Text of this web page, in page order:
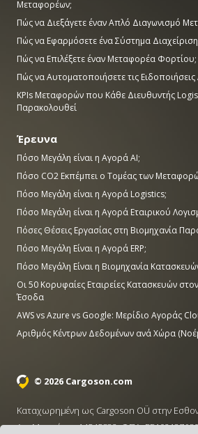
Μεταφορέων;
Πώς να Διεξάγετε έναν Απλό Διαγωνισμό
Πώς να Εφαρμόσετε ένα Σύστημα
Πώς να Επιλέξετε έναν Μεταφορέα Φορτίου;
Πώς να Αυτοματοποιήσετε τις
KPIs Μεταφορών που Κάθε Διευθυντής
Παρακολουθεί
Έρευνα
Πόσο Μεγάλη είναι η Αγορά AI;
Πόσο CO2 Εκπέμπει ο Τομέας των
Πόσο Μεγάλη είναι η Αγορά Logistics;
Πόσο Μεγάλη είναι η Αγορά Εταιρικού
Πόσες Θέσεις Εργασίας στη Βιομηχανία
Πόσο Μεγάλη Είναι η Αγορά ERP;
Πόσο Μεγάλη Είναι η Βιομηχανία
Οι 50 Κορυφαίες Εταιρείες Κατασκευών
Έσοδα
AWS vs Azure vs Google: Μερίδιο Αγοράς
Αριθμός Κέντρων Δεδομένων ανά Χώρα
© 2026 Cargoson.com
Καταχωρημένη ως Cargoson OÜ στην
Αρ. Μητρώου: 14545832. ΦΠΑ: